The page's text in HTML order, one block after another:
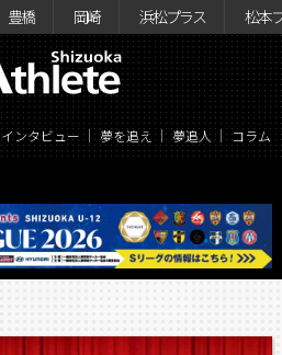
豊橋 岡崎 浜松プラス 松本
インタビュー 夢を追え 夢追人 コラム